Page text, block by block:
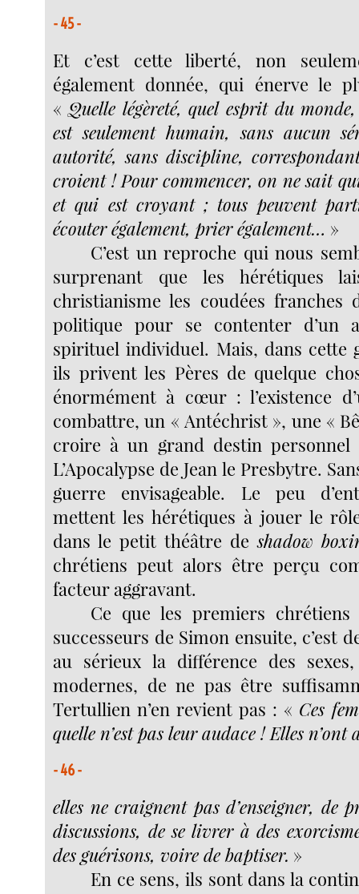
- 45 -
Et c’est cette liberté, non
également donnée, qui énerve le
«Quelle légèreté, quel esprit du
est seulement humain, sans aucun
autorité, sans discipline,
croient ! Pour commencer, on ne sait
et qui est croyant ; tous peuvent
écouter également, prier également… »
C’est un reproche qui nous
surprenant que les hérétiques
christianisme les coudées franches
politique pour se contenter d’un
spirituel individuel. Mais, dans cette
ils privent les Pères de quelque
énormément à cœur : l’existence
combattre, un « Antéchrist », une «
croire à un grand destin
L’Apocalypse de Jean le Presbytre.
guerre envisageable. Le peu
mettent les hérétiques à jouer le
dans le petit théâtre deshadow
chrétiens peut alors être perçu
facteur aggravant.
Ce que les premiers
successeurs de Simon ensuite, c’est
au sérieux la différence des
modernes, de ne pas être
Tertullien n’en revient pas : « Ces
quelle n’est pas leur audace ! Elles n’ont
- 46 -
elles ne craignent pas d’enseigner, de
discussions, de se livrer à des
des guérisons, voire de baptiser. »
En ce sens, ils sont dans la